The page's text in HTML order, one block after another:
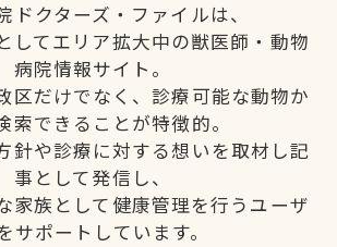
ドクターズ・ファイルは、
してエリア拡大中の獣医師・動物
病院情報サイト。
区だけでなく、診療可能な動物か
索できることが特徴的。
針や診療に対する想いを取材し記
事として発信し、
家族として健康管理を行うユーザ
サポートしています。